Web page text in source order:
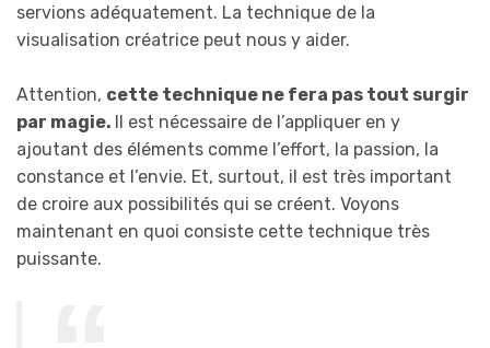
servions adéquatement. La technique de la
visualisation créatrice peut nous y aider.
Attention, cette technique ne fera pas tout surgir
par magie.
Il est nécessaire de l’appliquer en y
ajoutant des éléments comme l’effort, la passion, la
constance et l’envie. Et, surtout, il est très important
de croire aux possibilités qui se créent. Voyons
maintenant en quoi consiste cette technique très
puissante.